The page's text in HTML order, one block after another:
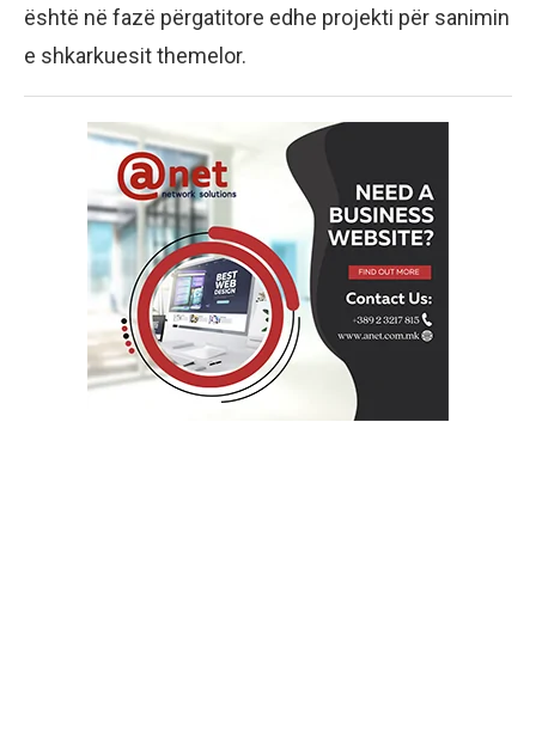
është në fazë përgatitore edhe projekti për sanimin
e shkarkuesit themelor.